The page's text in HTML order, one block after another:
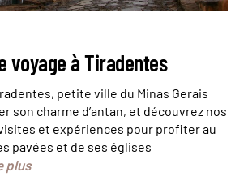
voyage à Tiradentes
petite ville du Minas Gerais
son charme d’antan, et découvrez nos
et expériences pour profiter au
pavées et de ses églises
plus